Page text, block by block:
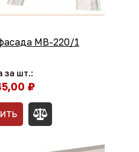
МВ-220/1
за шт.:
₽